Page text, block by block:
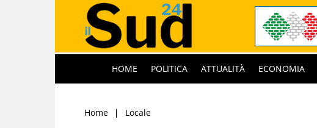
HOME POLITICA ATTUALITÀ ECONOMIA
Home Locale